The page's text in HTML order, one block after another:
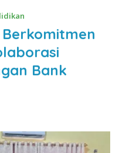
Bank